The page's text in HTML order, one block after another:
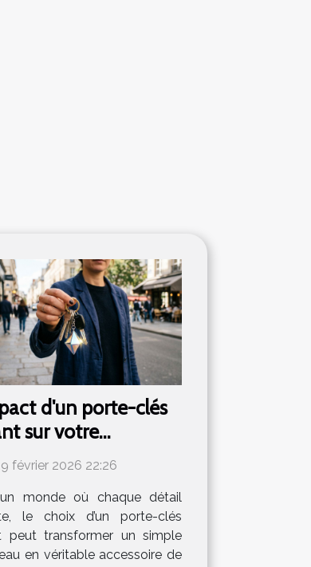
d'un porte-clés
sur votre
février 2026 22:26
monde où chaque détail
le choix d’un porte-clés
peut transformer un simple
en véritable accessoire de